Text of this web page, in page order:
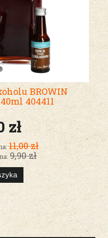
BROWIN
404411
zł
11,00 zł
9,90 zł